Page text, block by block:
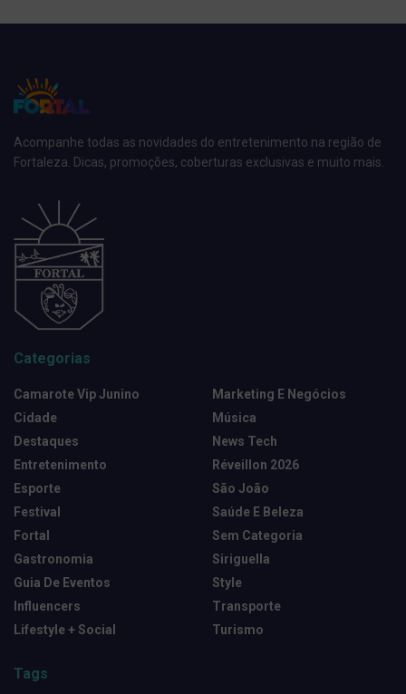
Acompanhe todas as novidades do entretenimento na região de
Fortaleza. Dicas, promoções, coberturas exclusivas e muito mais.
Categorias
Camarote Vip Junino
Cidade
Destaques
Entretenimento
Esporte
Festival
Fortal
Gastronomia
Guia De Eventos
Influencers
Lifestyle + Social
Marketing E Negócios
Música
News Tech
Réveillon 2026
São João
Saúde E Beleza
Sem Categoria
Siriguella
Style
Transporte
Turismo
Tags